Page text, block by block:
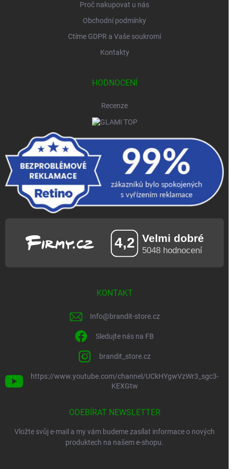
Proč nakupovat u nás
Obchodní podmínky
Ctíme GDPR a Vaše soukromí
Kontakty
HODNOCENÍ
Recenze
KONTAKT
Info@brandit-store.cz
Sledujte nás na FB
brandit_store.cz
https://www.youtube.com/channel/UCkHYgwVzWr3_sgc3-
KEXGtw
ODEBÍRAT NEWSLETTER
Vložte svůj e-mail a my vám budeme zasílat informace o nových
produktech na našem e-shopu.